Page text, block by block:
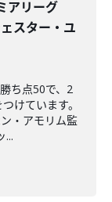
アリーグ
スター・ユ
ち点50で、2
けています。
・アモリム監
...